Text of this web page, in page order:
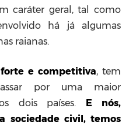
caráter geral, tal como
há já algumas
raianas.
e competitiva, tem
por uma maior
dois países. E nós,
sociedade civil, temos